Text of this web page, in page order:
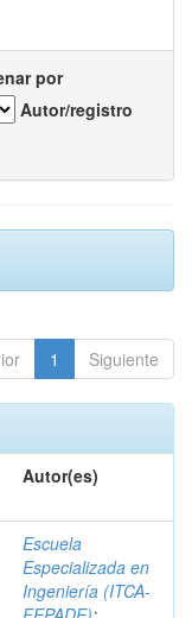
por
Autor/registro
1 Siguiente
Autor(es)
Escuela
Especializada en
Ingeniería (ITCA-